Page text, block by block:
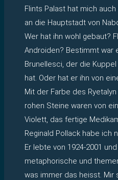
Flints Palast hat mich
an die Hauptstadt von
Wer hat ihn wohl gebaut?
Androiden? Bestimmt war
Brunellesci, der die
hat. Oder hat er ihn von
Mit der Farbe des
rohen Steine waren von
Violett, das fertige
Reginald Pollack habe ich
Er lebte von 1924-2001
metaphorische und
was immer das heisst. Mir